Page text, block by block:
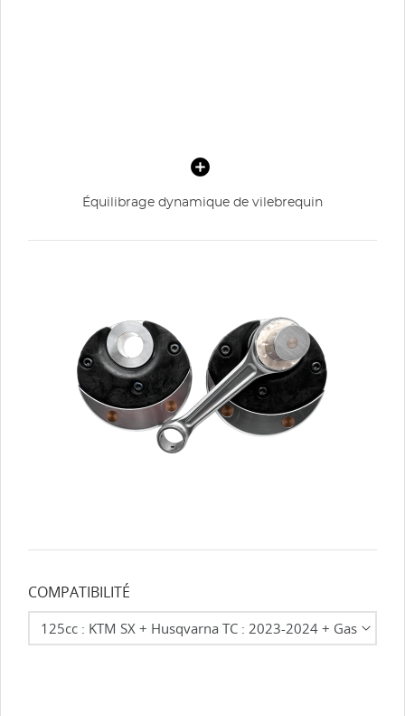
Équilibrage dynamique de vilebrequin
COMPATIBILITÉ